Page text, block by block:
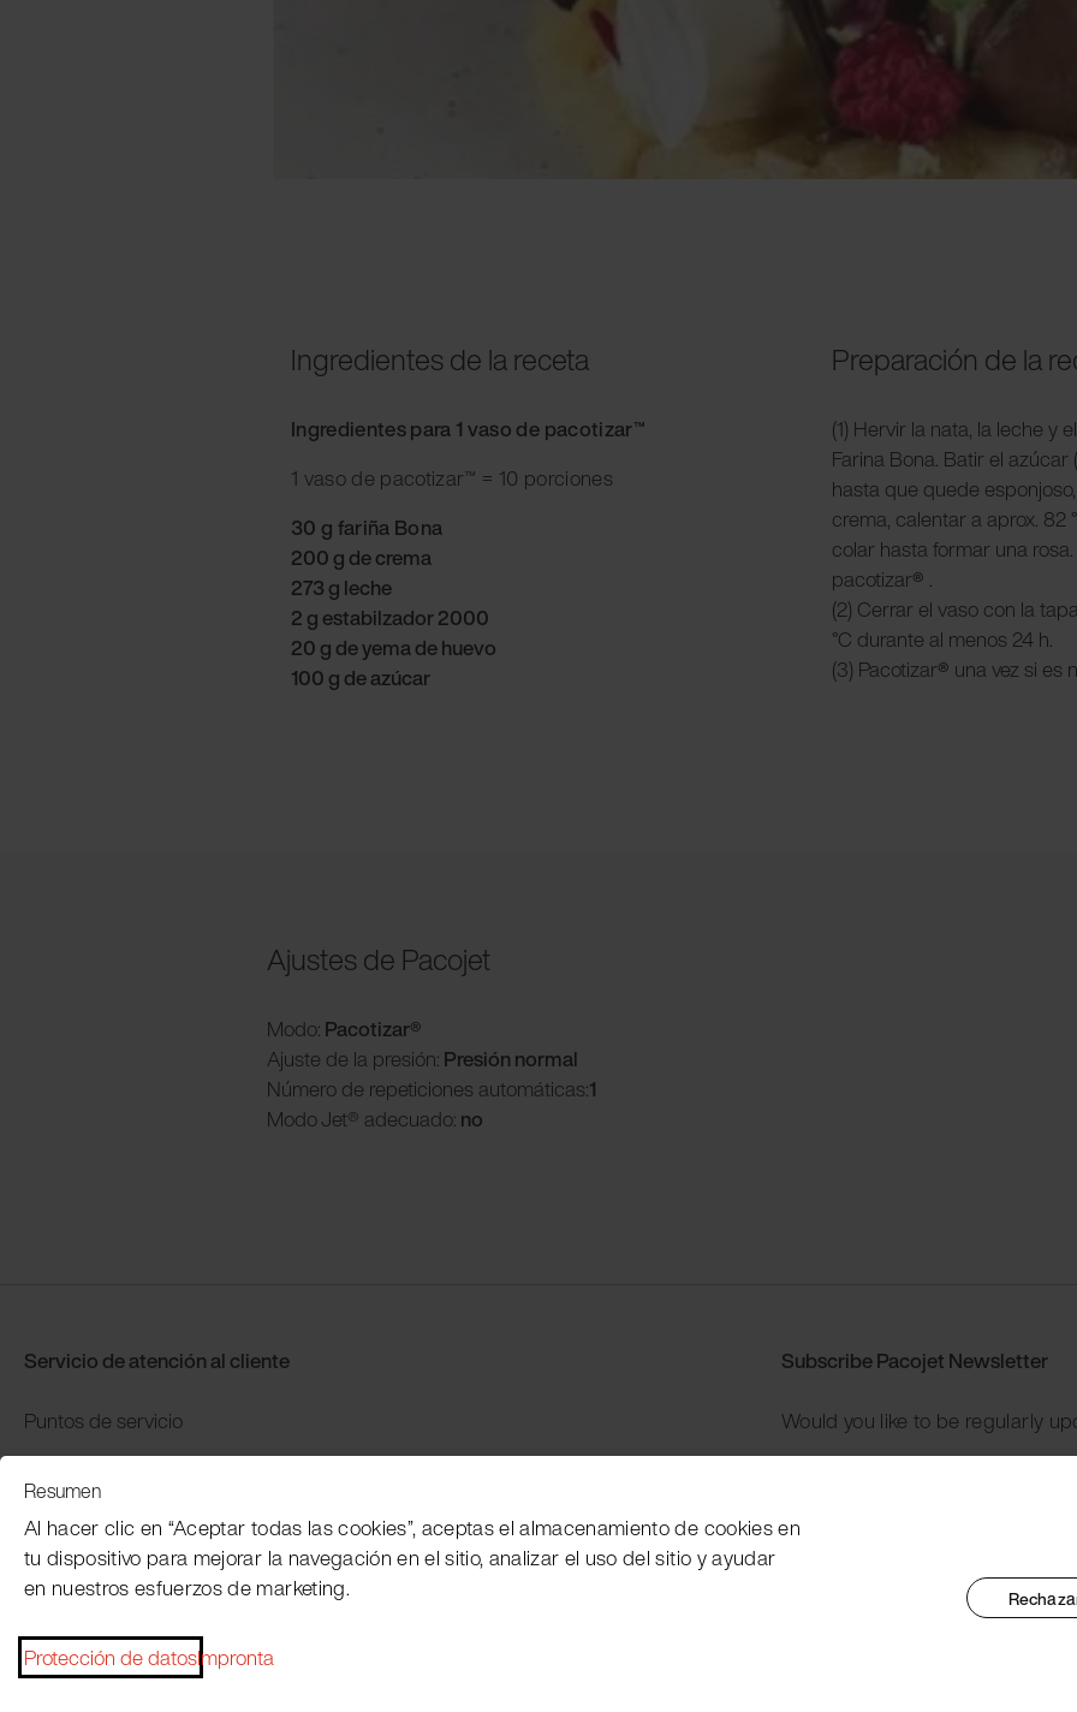
Ingredientes de la receta
Ingredientes para 1 vaso de pacotizar™
1 vaso de pacotizar™ = 10 porciones
30 g fariña Bona
200 g de crema
273 g leche
2 g estabilzador 2000
20 g de yema de huevo
100 g de azúcar
Preparación de la
(1) Hervir la nata, la leche y
Farina Bona. Batir el
hasta que quede
crema, calentar a aprox. 82
colar hasta formar una
pacotizar® .
(2) Cerrar el vaso con la
°C durante al menos 24 h.
(3) Pacotizar® una vez si es
Ajustes de Pacojet
Modo: Pacotizar®
Ajuste de la presión: Presión normal
Número de repeticiones automáticas:1
ModoJet® adecuado: no
Servicio de atención al cliente
Puntos de servicio
Distributors
Garantía y devolución
Pago y envío
Subscribe Pacojet Newsletter
Would you like to be regularly
Pie de imprenta Condiciones generales
Resumen
Al hacer clic en “Aceptar todas las cookies”, aceptas el almacenamiento de cookies en
tu dispositivo para mejorar la navegación en el sitio, analizar el uso del sitio y ayudar
en nuestros esfuerzos de marketing.
Protección de datosImpronta